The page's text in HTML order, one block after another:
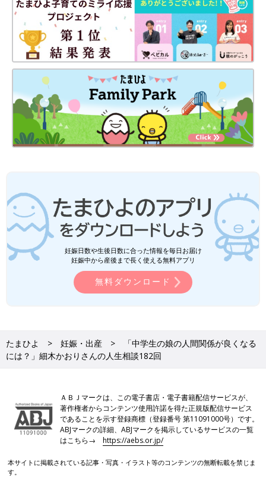
妊娠日数や生後日数に合った情報を毎日お届け
妊娠中から産後まで長く使える無料アプリ
無料ダウンロード
たまひよ 妊娠・出産
「中学生の娘の人間関係が良くなる
には？」細木かおりさんの人生相談182回
ＡＢＪマークは、この電子書店・電子書籍配信サービスが、
著作権者からコンテンツ使用許諾を得た正規版配信サービス
であることを示す登録商標（登録番号 第11091000号）です。
ABJマークの詳細、ABJマークを掲示しているサービスの一覧
はこちら→https://aebs.or.jp/
本サイトに掲載されている記事・写真・イラスト等のコンテンツの無断転載を禁じま
す。